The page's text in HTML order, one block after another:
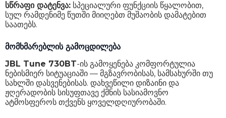
სწრაფი დატენვა: სპეციალური ფუნქციის წყალობით,
სულ რამდენიმე წუთში მიიღებთ მუშაობის დამატებით
საათებს.
მომხმარებლის გამოცდილება
JBL Tune 730BT-ის გამოყენება კომფორტულია
ნებისმიერ სიტუაციაში — მგზავრობისას, სამსახურში თუ
სახლში დასვენებისას. დახვეწილი დიზაინი და
ჟღერადობის სისუფთავე ქმნის სასიამოვნო
ატმოსფეროს თქვენს ყოველდღიურობაში.